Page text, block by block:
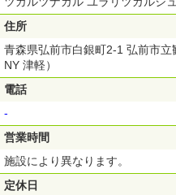
住所
青森県弘前市白銀町2-1 弘前市
NY 津軽）
電話
-
営業時間
施設により異なります。
定休日